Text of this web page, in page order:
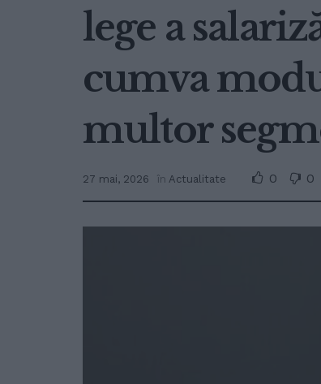
lege a
cumva
multor
27 mai, 2026 în Actualitate 0 0